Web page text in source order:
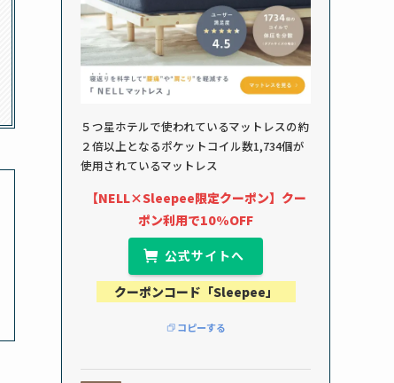
５つ星ホテルで使われているマットレスの約
２倍以上となるポケットコイル数1,734個が
使用されているマットレス
【NELL×Sleepee限定クーポン】クー
ポン利用で10%OFF
公式サイトへ
クーポンコード「Sleepee」
コピーする